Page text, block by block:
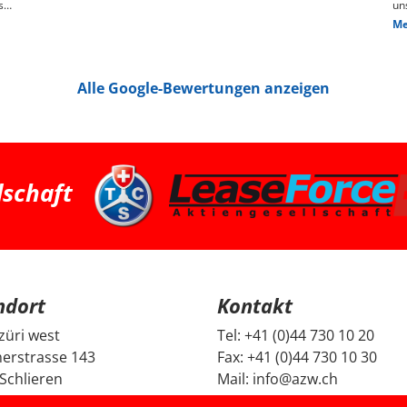
Alle Google-Bewertungen anzeigen
west
143
Kontakt
Tel: +41 (0)44 730 10 20
Fax: +41 (0)44 730 10 30
Mail: info@azw.ch